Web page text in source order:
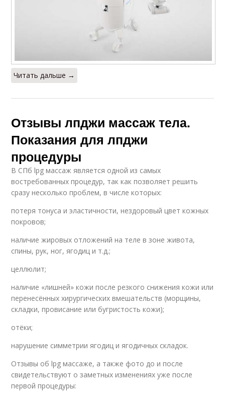
Читать дальше →
Отзывы лпджи массаж тела.
Показания для лпджи
процедуры
В СПб lpg массаж является одной из самых
востребованных процедур, так как позволяет решить
сразу несколько проблем, в числе которых:
потеря тонуса и эластичности, нездоровый цвет кожных
покровов;
наличие жировых отложений на теле в зоне живота,
спины, рук, ног, ягодиц и т.д.;
целлюлит;
наличие «лишней» кожи после резкого снижения кожи или
перенесённых хирургических вмешательств (морщины,
складки, провисание или бугристость кожи);
отёки;
нарушение симметрии ягодиц и ягодичных складок.
Отзывы об lpg массаже, а также фото до и после
свидетельствуют о заметных изменениях уже после
первой процедуры: